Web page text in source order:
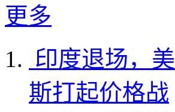
更多
印度退场，
斯打起价格战